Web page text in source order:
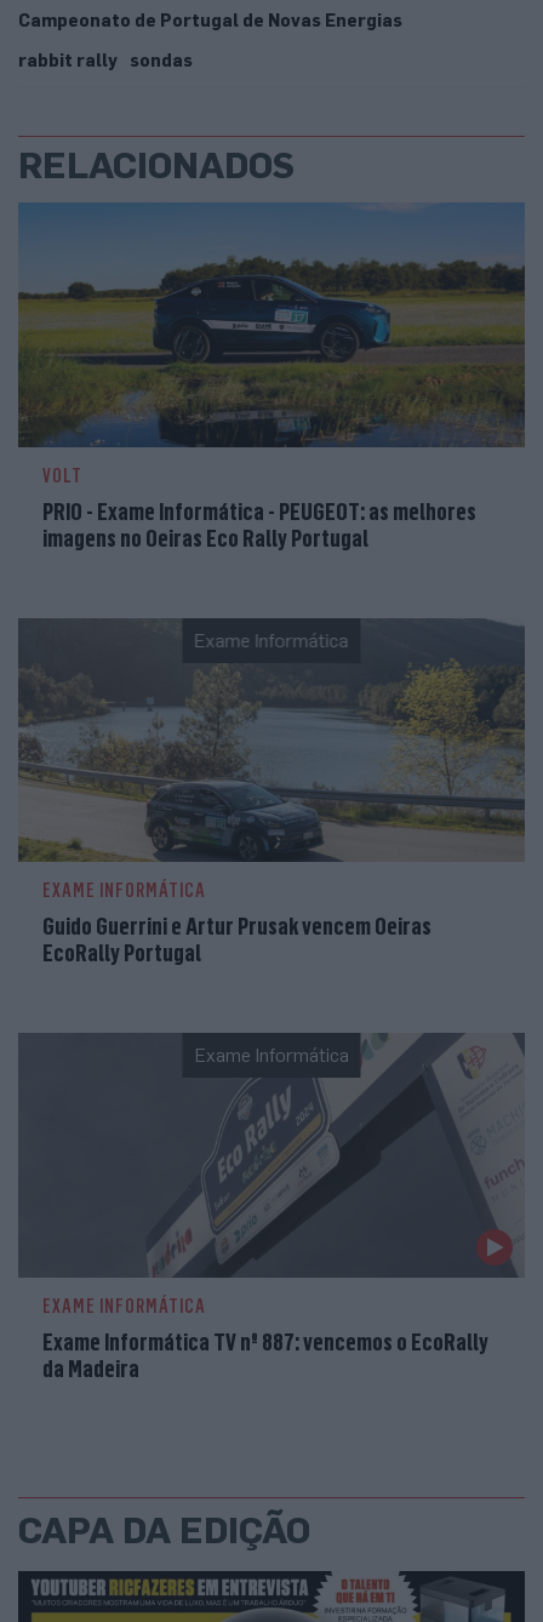
Campeonato de Portugal de Novas Energias
rabbit rally
sondas
RELACIONADOS
VOLT
PRIO - Exame Informática - PEUGEOT: as melhores
imagens no Oeiras Eco Rally Portugal
Exame Informática
EXAME INFORMÁTICA
Guido Guerrini e Artur Prusak vencem Oeiras
EcoRally Portugal
Exame Informática
EXAME INFORMÁTICA
Exame Informática TV nº 887: vencemos o EcoRally
da Madeira
CAPA DA EDIÇÃO